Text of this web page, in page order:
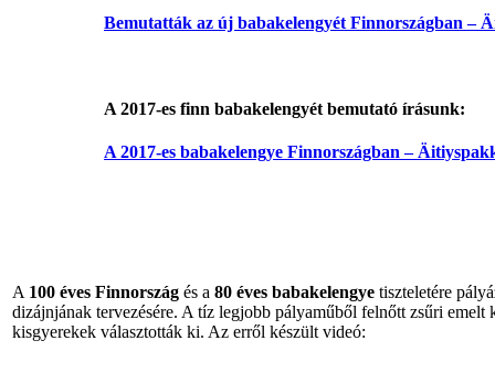
Bemutatták az új babakelengyét Finnországban –
A 2017-es finn babakelengyét bemutató írásunk:
A 2017-es babakelengye Finnországban –
A 100 éves Finnország és a 80 éves babakelengye tiszteletére
dizájnjának tervezésére. A tíz legjobb pályaműből felnőtt zsűri emelt
kisgyerekek választották ki. Az erről készült videó: